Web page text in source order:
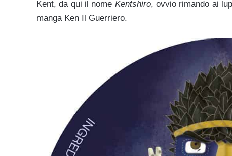
Kent, da qui il nome Kentshiro, ovvio rimando ai
manga Ken Il Guerriero.